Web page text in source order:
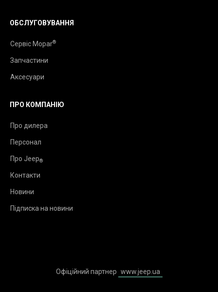
ОБСЛУГОВУВАННЯ
Сервіс Mopar®
Запчастини
Аксесуари
ПРО КОМПАНІЮ
Про дилера
Персонал
Про Jeep®
Контакти
Новини
Підписка на новини
Офіційний партнер www.jeep.ua